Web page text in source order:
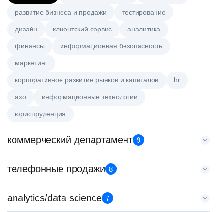
развитие бизнеса и продажи тестирование
дизайн клиентский сервис аналитика
финансы информационная безопасность
маркетинг
корпоративное развитие рынков и капиталов hr
axo информационные технологии
юриспруденция
коммерческий департамент 9
Key Account Manager (EdTech)
HeadHunter::Коммерческий департамент
150000 ₽
телефонные продажи 8
Менеджер по продажам B2B (сегмент SMB)
HeadHunter::Телефонные продажи
analytics/data science 7